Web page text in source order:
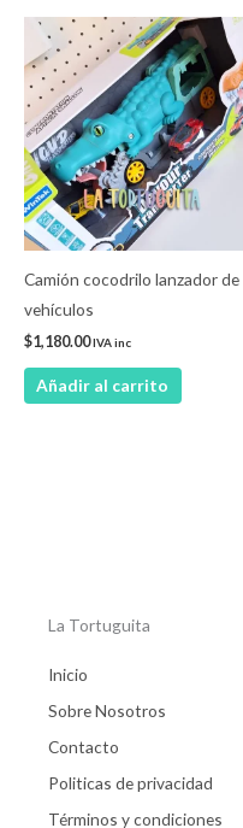
Camión cocodrilo lanzador de
vehículos
$1,180.00IVA inc
Añadir al carrito
La Tortuguita
Inicio
Sobre Nosotros
Contacto
Politicas de privacidad
Términos y condiciones